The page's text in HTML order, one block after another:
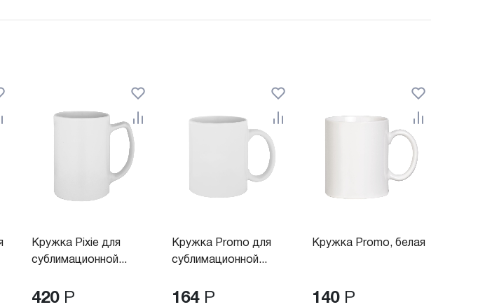
Кружка Pixie для
сублимационной...
420 Р
Кружка Promo для
сублимационной...
164 Р
Кружка Promo, белая
140 Р